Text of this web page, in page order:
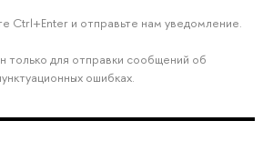
Ctrl+Enter и отправьте нам уведомление.
только для отправки сообщений об
ошибках.